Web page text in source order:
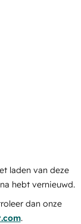
laden van deze
hebt vernieuwd.
dan onze
.